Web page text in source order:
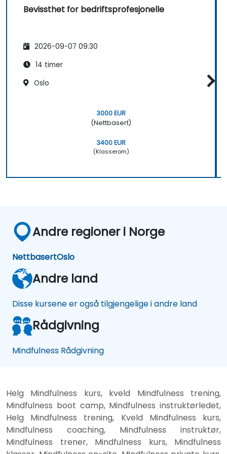
Bevissthet for bedriftsprofesjonelle
2026-09-07 09:30
14 timer
Oslo
3000 EUR
(Nettbasert)
3400 EUR
(Klasserom)
Andre regioner i Norge
NettbasertOslo
Andre land
Disse kursene er også tilgjengelige i andre land
Rådgivning
Mindfulness Rådgivning
Helg Mindfulness kurs, kveld Mindfulness trening,
Mindfulness boot camp, Mindfulness instruktørledet,
Helg Mindfulness trening, Kveld Mindfulness kurs,
Mindfulness coaching, Mindfulness instruktør,
Mindfulness trener, Mindfulness kurs, Mindfulness